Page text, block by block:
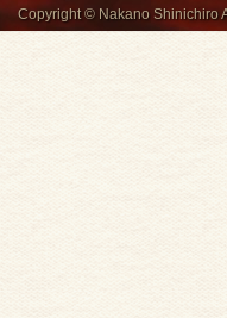
Copyright © Nakano